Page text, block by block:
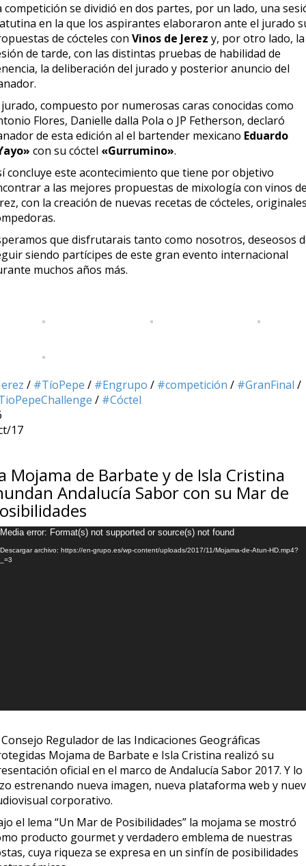
competición se dividió en dos partes, por un lado, una
en la que los aspirantes elaboraron ante el jurado
de cócteles con Vinos de Jerez y, por otro lado, la
de tarde, con las distintas pruebas de habilidad de
la deliberación del jurado y posterior anuncio del
jurado, compuesto por numerosas caras conocidas como
Flores, Danielle dalla Pola o JP Fetherson, declaró
de esta edición al el bartender mexicano Eduardo
con su cóctel «Gurrumino».
concluye este acontecimiento que tiene por objetivo
a las mejores propuestas de mixología con vinos
con la creación de nuevas recetas de cócteles,
que disfrutarais tanto como nosotros, deseosos
siendo partícipes de este gran evento internacional
muchos años más.
/ #TíoPepe / #Engrupo / #competición / #GranFinal /
/ #Cóctel
17
Mojama de Barbate y de Isla Cristina
Andalucía Sabor con su Mar de
Media error: Format(s) not supported or source(s) not found
Descargar archivo: https://en-grupo.es/wp-content/uploads/2017/11/Mojama-de-Atun-HD.mp4?
_=3
Consejo Regulador de las Indicaciones Geográficas
Mojama de Barbate e Isla Cristina realizó su
oficial en el marco de Andalucía Sabor 2017. Y lo
estrenando nueva imagen, nueva plataforma web y
corporativo.
el lema “Un Mar de Posibilidades” la mojama se mostró
producto gourmet y verdadero emblema de nuestras
cuya riqueza se expresa en un sinfín de posibilidades